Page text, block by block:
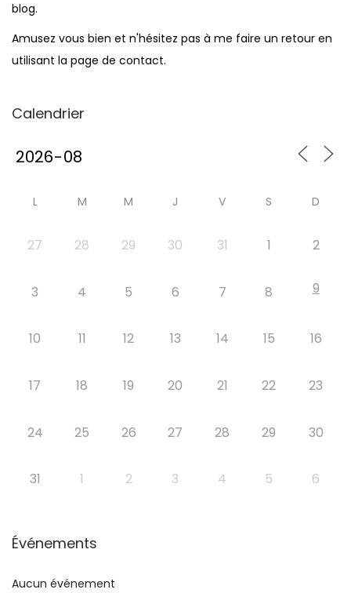
blog.
Amusez vous bien et n'hésitez pas à me faire un retour en
utilisant la page de contact.
Calendrier
L M M J V S D
27 28 29 30 31 1 2
3 4 5 6 7 8 9
10 11 12 13 14 15 16
17 18 19 20 21 22 23
24 25 26 27 28 29 30
31 1 2 3 4 5 6
Événements
Aucun événement